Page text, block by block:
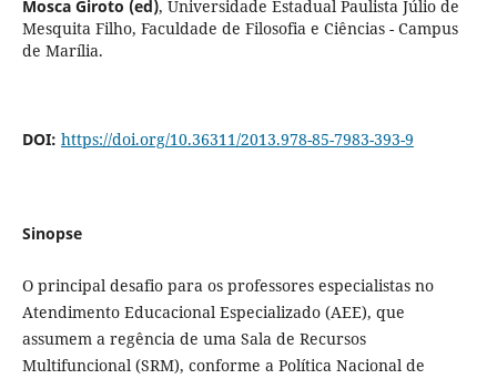
Mosca Giroto (ed), Universidade Estadual Paulista Júlio de
Mesquita Filho, Faculdade de Filosofia e Ciências - Campus
de Marília.
DOI: https://doi.org/10.36311/2013.978-85-7983-393-9
Sinopse
O principal desafio para os professores especialistas no
Atendimento Educacional Especializado (AEE), que
assumem a regência de uma Sala de Recursos
Multifuncional (SRM), conforme a Política Nacional de